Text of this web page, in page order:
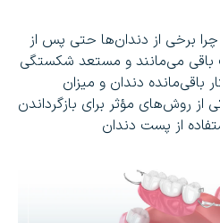
چرا برخی از دندان‌ها حتی پس از
می‌مانند و مستعد شکستگی
باقی‌مانده دندان و میزان
از روش‌های مؤثر برای بازگرداندن
از پست دندان